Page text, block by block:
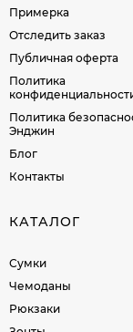
Примерка
Отследить заказ
Публичная оферта
Политика
Политика
Энджин
Блог
Контакты
КАТАЛОГ
Сумки
Чемоданы
Рюкзаки